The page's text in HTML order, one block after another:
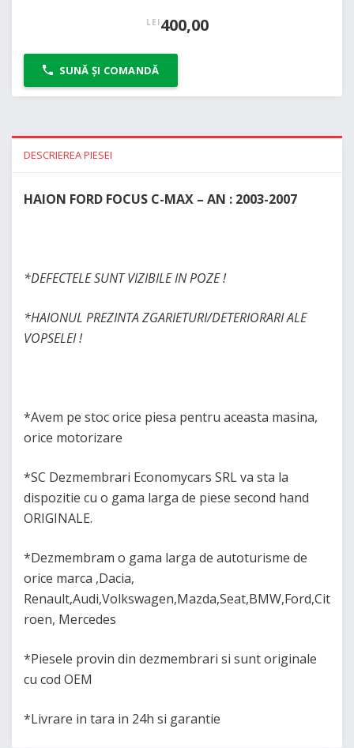
LEI400,00
SUNĂ ȘI COMANDĂ
DESCRIEREA PIESEI
HAION FORD FOCUS C-MAX – AN : 2003-2007
*DEFECTELE SUNT VIZIBILE IN POZE !
*HAIONUL PREZINTA ZGARIETURI/DETERIORARI ALE
VOPSELEI !
*Avem pe stoc orice piesa pentru aceasta masina,
orice motorizare
*SC Dezmembrari Economycars SRL va sta la
dispozitie cu o gama larga de piese second hand
ORIGINALE.
*Dezmembram o gama larga de autoturisme de
orice marca ,Dacia,
Renault,Audi,Volkswagen,Mazda,Seat,BMW,Ford,Cit
roen, Mercedes
*Piesele provin din dezmembrari si sunt originale
cu cod OEM
*Livrare in tara in 24h si garantie